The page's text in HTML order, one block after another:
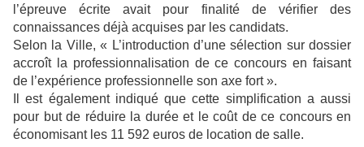
l’épreuve écrite avait pour finalité de vérifier des
connaissances déjà acquises par les candidats.
Selon la Ville, « L’introduction d’une sélection sur dossier
accroît la professionnalisation de ce concours en faisant
de l’expérience professionnelle son axe fort ».
Il est également indiqué que cette simplification a aussi
pour but de réduire la durée et le coût de ce concours en
économisant les 11 592 euros de location de salle.